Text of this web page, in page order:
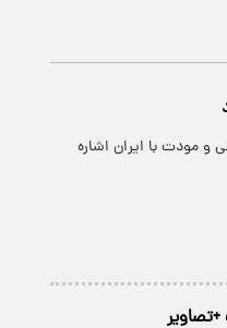
و مودت با ایران اشاره